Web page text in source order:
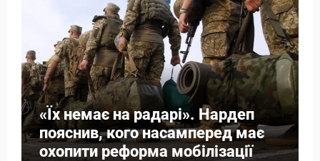
«Їх немає на радарі». Нардеп
пояснив, кого насамперед має
охопити реформа мобілізації